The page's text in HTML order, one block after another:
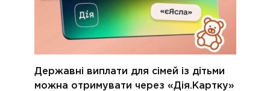
Державні виплати для сімей із дітьми
можна отримувати через «Дія.Картку»